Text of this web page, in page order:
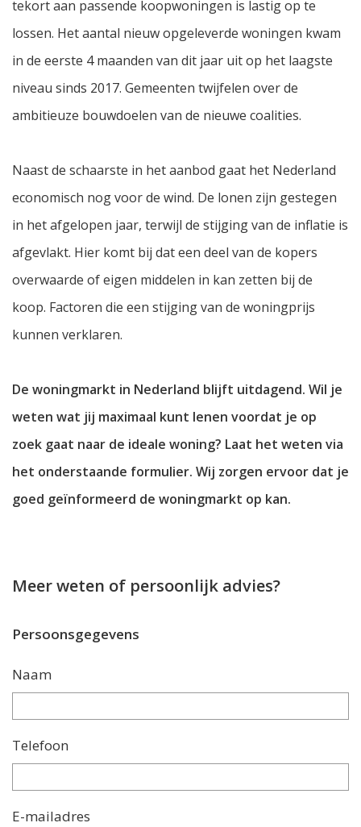
tekort aan passende koopwoningen is lastig op te
lossen. Het aantal nieuw opgeleverde woningen kwam
in de eerste 4 maanden van dit jaar uit op het laagste
niveau sinds 2017. Gemeenten twijfelen over de
ambitieuze bouwdoelen van de nieuwe coalities.
Naast de schaarste in het aanbod gaat het Nederland
economisch nog voor de wind. De lonen zijn gestegen
in het afgelopen jaar, terwijl de stijging van de inflatie is
afgevlakt. Hier komt bij dat een deel van de kopers
overwaarde of eigen middelen in kan zetten bij de
koop. Factoren die een stijging van de woningprijs
kunnen verklaren.
De woningmarkt in Nederland blijft uitdagend. Wil je
weten wat jij maximaal kunt lenen voordat je op
zoek gaat naar de ideale woning? Laat het weten via
het onderstaande formulier. Wij zorgen ervoor dat je
goed geïnformeerd de woningmarkt op kan.
Meer weten of persoonlijk advies?
Persoonsgegevens
Naam
Telefoon
E-mailadres